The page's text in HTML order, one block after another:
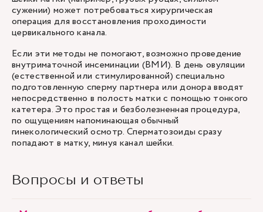
сужении) может потребоваться хирургическая
операция для восстановления проходимости
цервикального канала.
Если эти методы не помогают, возможно проведение
внутриматочной инсеминации (ВМИ). В день овуляции
(естественной или стимулированной) специально
подготовленную сперму партнера или донора вводят
непосредственно в полость матки с помощью тонкого
катетера. Это простая и безболезненная процедура,
по ощущениям напоминающая обычный
гинекологический осмотр. Сперматозоиды сразу
попадают в матку, минуя канал шейки.
Вопросы и ответы